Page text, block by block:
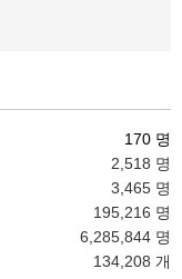
170 명
2,518 명
3,465 명
195,216 명
6,285,844 명
134,208 개